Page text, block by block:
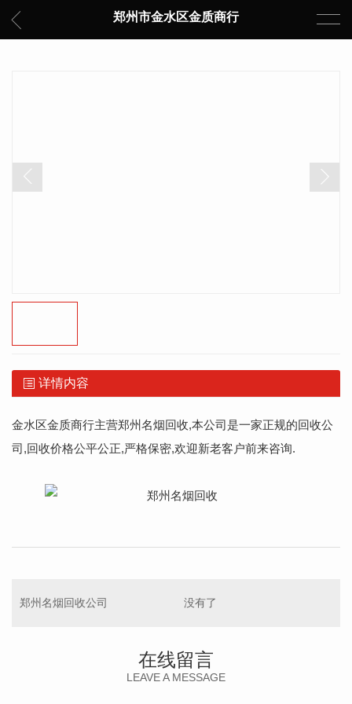
郑州市金水区金质商行
详情内容
金水区金质商行主营郑州名烟回收,本公司是一家正规的回收公
司,回收价格公平公正,严格保密,欢迎新老客户前来咨询.
郑州名烟回收公司 没有了
在线留言
LEAVE A MESSAGE